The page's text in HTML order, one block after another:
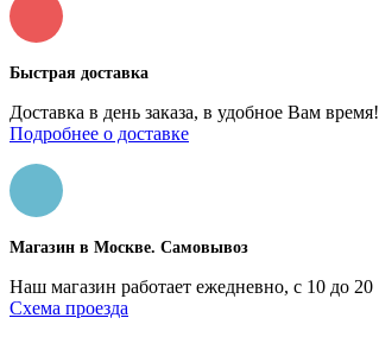
Быстрая доставка
Доставка в день заказа, в удобное Вам время!
Подробнее о доставке
Магазин в Москве. Самовывоз
Наш магазин работает ежедневно, с 10 до 20
Схема проезда